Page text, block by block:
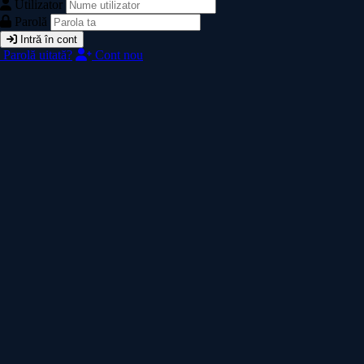
Utilizator
Parolă
Intră în cont
Parolă uitată? Cont nou